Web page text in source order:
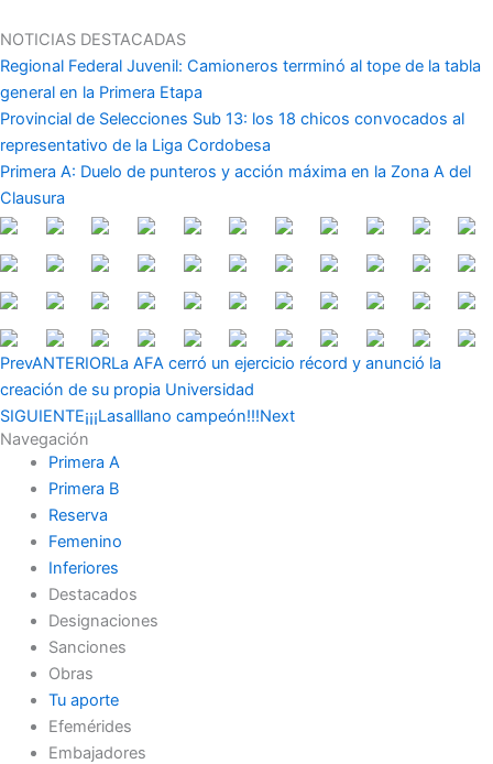
al
contenido
NOTICIAS DESTACADAS
Regional Federal Juvenil: Camioneros terrminó al tope de la tabla
general en la Primera Etapa
Provincial de Selecciones Sub 13: los 18 chicos convocados al
representativo de la Liga Cordobesa
Primera A: Duelo de punteros y acción máxima en la Zona A del
Clausura
PrevANTERIORLa AFA cerró un ejercicio récord y anunció la
creación de su propia Universidad
SIGUIENTE¡¡¡Lasalllano campeón!!!Next
Navegación
Primera A
Primera B
Reserva
Femenino
Inferiores
Destacados
Designaciones
Sanciones
Obras
Tu aporte
Efemérides
Embajadores